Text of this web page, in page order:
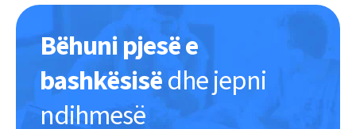
Bëhuni pjesë e
bashkësisëdhe jepni
ndihmesë